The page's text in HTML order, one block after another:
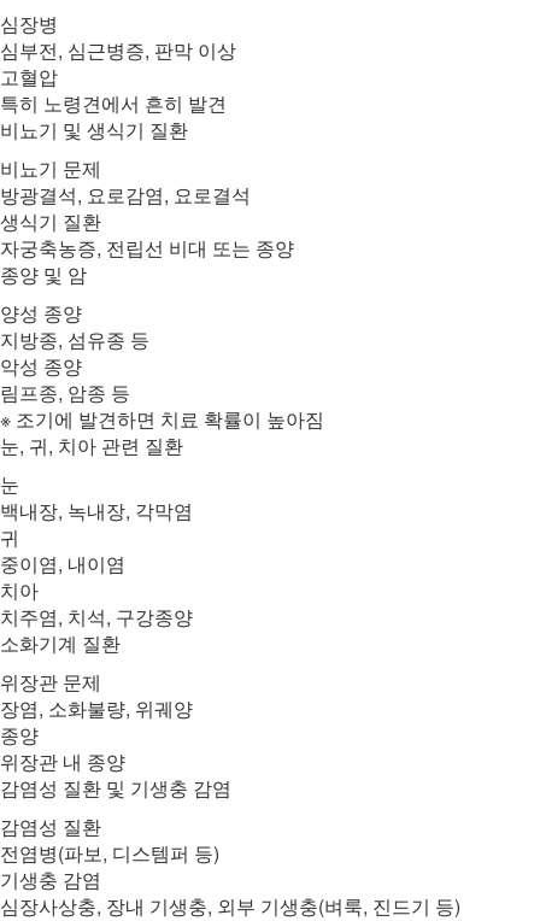
심장병
심부전, 심근병증, 판막 이상
고혈압
특히 노령견에서 흔히 발견
비뇨기 및 생식기 질환
비뇨기 문제
방광결석, 요로감염, 요로결석
생식기 질환
자궁축농증, 전립선 비대 또는 종양
종양 및 암
양성 종양
지방종, 섬유종 등
악성 종양
림프종, 암종 등
※ 조기에 발견하면 치료 확률이 높아짐
눈, 귀, 치아 관련 질환
눈
백내장, 녹내장, 각막염
귀
중이염, 내이염
치아
치주염, 치석, 구강종양
소화기계 질환
위장관 문제
장염, 소화불량, 위궤양
종양
위장관 내 종양
감염성 질환 및 기생충 감염
감염성 질환
전염병(파보, 디스템퍼 등)
기생충 감염
심장사상충, 장내 기생충, 외부 기생충(벼룩, 진드기 등)